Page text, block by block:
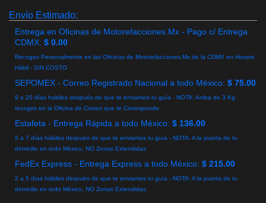
Envío Estimado:
Entrega en Oficinas de Motorefacciones.Mx - Pago c/ Entrega
CDMX: $ 0.00
Recoges Personalmente en las Oficinas de Motorefacciones.Mx de la CDMX en Horario
Hábil - SIN COSTO
SEPOMEX - Correo Registrado Nacional a todo México: $ 75.00
9 a 20 días habiles después de que te enviamos tu guía - NOTA: Arriba de 3 Kg
recoges en la Oficina de Correo que te Corresponde
Estafeta - Entrega Rápida a todo México: $ 136.00
5 a 7 días hábiles después de que te enviamos tu guía - NOTA: A la puerta de tu
domicilio en todo México, NO Zonas Extendidas
FedEx Express - Entrega Express a todo México: $ 215.00
2 a 5 días hábiles después de que te enviamos tu guía - NOTA: A la puerta de tu
domicilio en todo México, NO Zonas Extendidas